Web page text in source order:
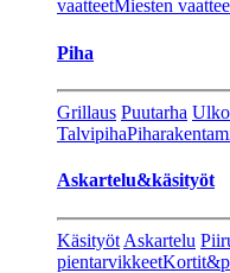
vaatteetMiesten
Piha
Grillaus Puutarha
Talvipiha
Askartelu&käsityöt
Käsityöt Askartelu
pientarvikkeet